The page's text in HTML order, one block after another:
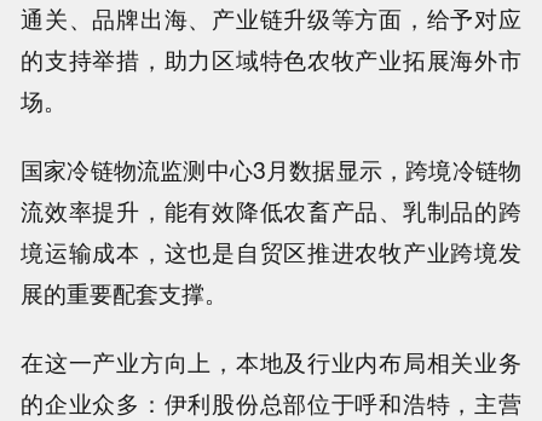
通关、品牌出海、产业链升级等方面，给予对应
的支持举措，助力区域特色农牧产业拓展海外市
场。
国家冷链物流监测中心3月数据显示，跨境冷链物
流效率提升，能有效降低农畜产品、乳制品的跨
境运输成本，这也是自贸区推进农牧产业跨境发
展的重要配套支撑。
在这一产业方向上，本地及行业内布局相关业务
的企业众多：伊利股份总部位于呼和浩特，主营